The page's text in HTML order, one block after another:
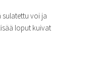
sulatettu voi ja
loput kuivat